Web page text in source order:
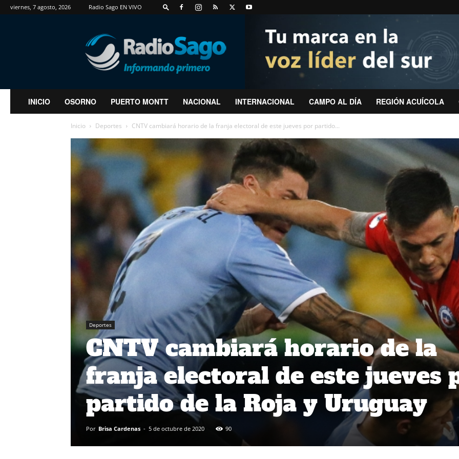
viernes, 7 agosto, 2026 Radio Sago EN VIVO
RadioSago
INICIO OSORNO PUERTO MONTT NACIONAL INTERNACIONAL CAMPO AL DÍA REGIÓN ACUÍCOLA
Inicio Deportes CNTV cambiará horario de la franja electoral de este jueves por partido...
Deportes
CNTV cambiará horario de la
franja electoral de este jueves
partido de la Roja y Uruguay
Por Brisa Cardenas - 5 de octubre de 2020 90